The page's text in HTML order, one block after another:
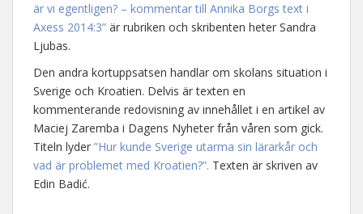
är vi egentligen? – kommentar till Annika Borgs text i
Axess 2014:3” är rubriken och skribenten heter Sandra
Ljubas.
Den andra kortuppsatsen handlar om skolans situation i
Sverige och Kroatien. Delvis är texten en
kommenterande redovisning av innehållet i en artikel av
Maciej Zaremba i Dagens Nyheter från våren som gick.
Titeln lyder ”Hur kunde Sverige utarma sin lärarkår och
vad är problemet med Kroatien?”. Texten är skriven av
Edin Badić.